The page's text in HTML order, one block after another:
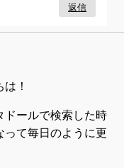
返信
！
ドールで検索した時
って毎日のように更